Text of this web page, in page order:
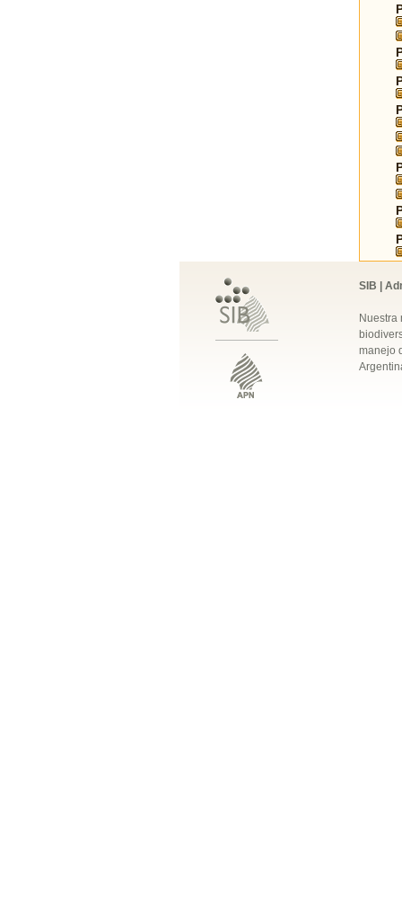
SIB |
Nuestra
manejo